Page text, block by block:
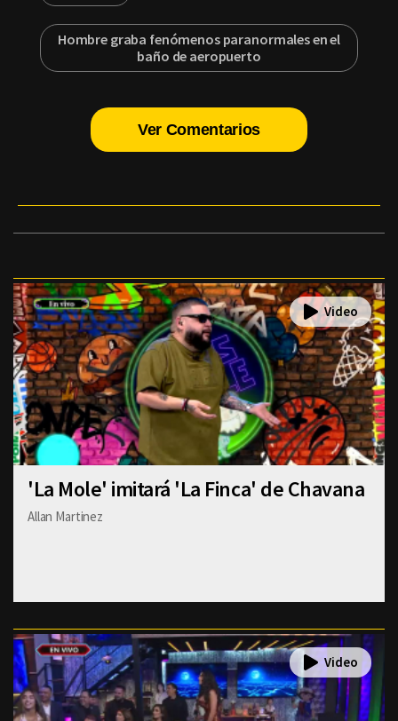
Hombre graba fenómenos paranormales en el
baño de aeropuerto
Ver Comentarios
'La Mole' imitará 'La Finca' de Chavana
Allan Martinez